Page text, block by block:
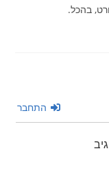
בהכל.
התחבר